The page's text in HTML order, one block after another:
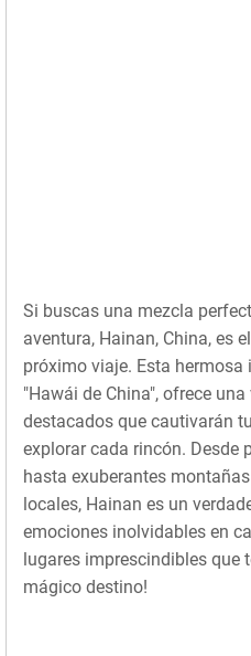
Si buscas una mezcla
aventura, Hainan, China, es
próximo viaje. Esta
"Hawái de China", ofrece
destacados que cautivarán
explorar cada rincón. Desde
hasta exuberantes
locales, Hainan es un
emociones inolvidables en
lugares imprescindibles que
mágico destino!